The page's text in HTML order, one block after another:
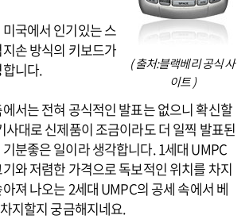
( 출처:블랙베리 공식 사
이트 )
미국에서 인기있는 스
손 방식의 키보드가
니다.
서는 전혀 공식적인 발표는 없으니 확신할
사대로 신제품이 조금이라도 더 일찍 발표된
분좋은 일이라 생각합니다. 1세대 UMPC
와 저렴한 가격으로 독보적인 위치를 차지
져 나오는 2세대 UMPC의 공세 속에서 베
지할지 궁금해지네요.